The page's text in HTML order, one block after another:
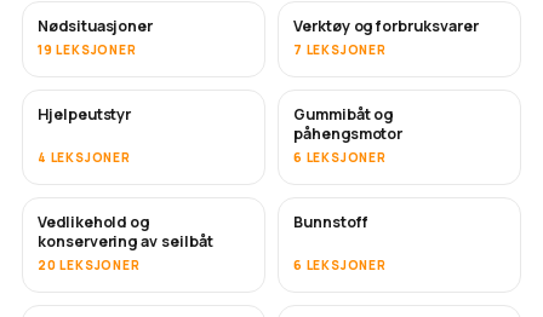
Nødsituasjoner
19 LEKSJONER
Verktøy og forbruksvarer
7 LEKSJONER
Hjelpeutstyr
4 LEKSJONER
Gummibåt og
påhengsmotor
6 LEKSJONER
Vedlikehold og
konservering av seilbåt
20 LEKSJONER
SNART
Bunnstoff
6 LEKSJONER